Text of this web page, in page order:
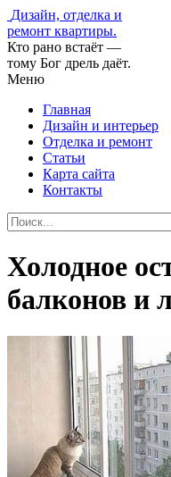
Дизайн, отделка и
ремонт квартиры.
Кто рано встаёт —
тому Бог дрель даёт.
Меню
Главная
Дизайн и интерьер
Отделка и ремонт
Статьи
Карта сайта
Контакты
Холодное
балконов и